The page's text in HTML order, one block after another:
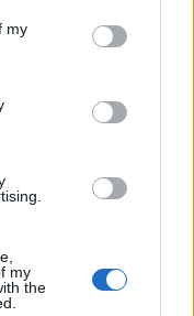
You may click to
third-party tags to
in below Google
my
my
the
köve mesél –